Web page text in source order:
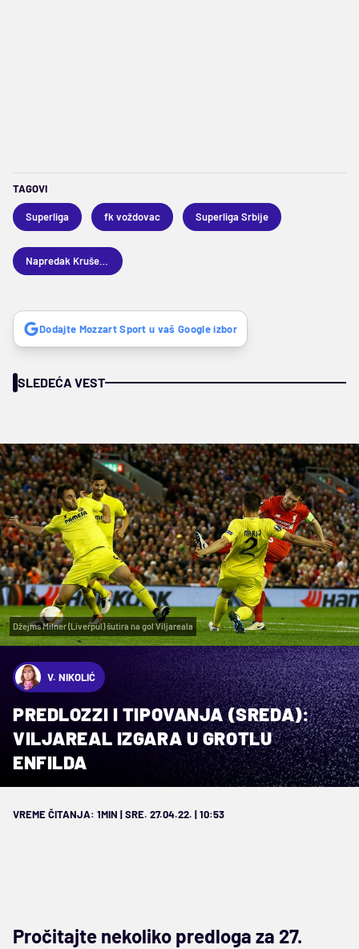
TAGOVI
Superliga fk voždovac Superliga Srbije
Dodajte Mozzart Sport u vaš Google izbor
SLEDEĆA VEST
Džejms Milner (Liverpul) šutira na gol Viljareala
V. NIKOLIĆ
PREDLOZZI I TIPOVANJA (SREDA):
VILJAREAL IZGARA U GROTLU
ENFILDA
VREME ČITANJA: 1MIN | SRE. 27.04.22. | 10:53
Pročitajte nekoliko predloga za 27.